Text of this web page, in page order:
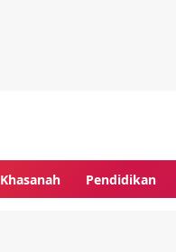
Khasanah Pendidikan